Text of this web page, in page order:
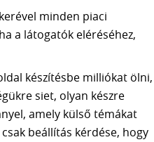
minden piaci
a látogatók eléréséhez,
készítésbe milliókat ölni,
siet, olyan készre
amely külső témákat
beállítás kérdése, hogy